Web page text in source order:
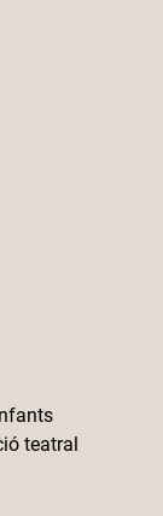
teatral